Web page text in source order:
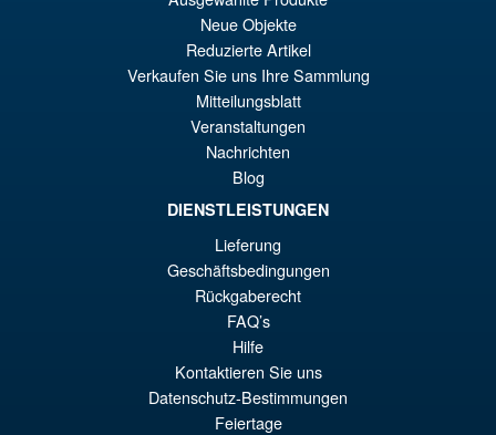
PRE ORDENA
S.H.Figuarts Yu Yu Hakusho
Hiei Action Figure
PRE ORDENA
Neue Objekte
Reduzierte Artikel
Verkaufen Sie uns Ihre Sammlung
Mitteilungsblatt
Veranstaltungen
Nachrichten
Blog
DIENSTLEISTUNGEN
Lieferung
Geschäftsbedingungen
Rückgaberecht
FAQ’s
Hilfe
Kontaktieren Sie uns
Datenschutz-Bestimmungen
Feiertage